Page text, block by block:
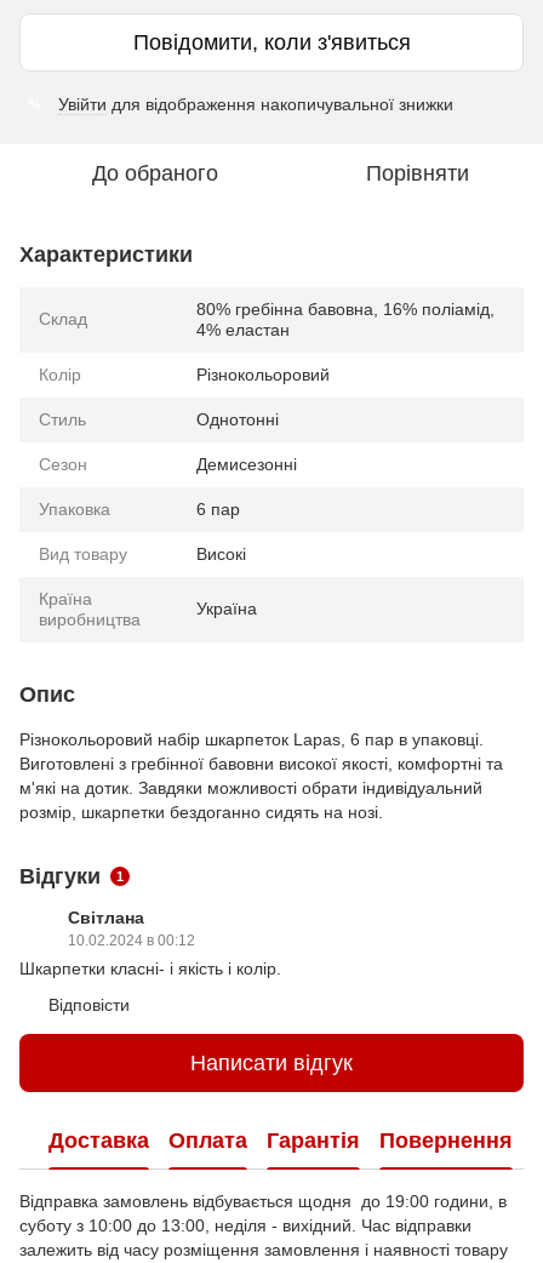
Повідомити, коли з'явиться
Увійти для відображення накопичувальної знижки
До обраного Порівняти
Характеристики
Склад
80% гребінна бавовна, 16% поліамід,
4% еластан
Колір Різнокольоровий
Стиль Однотонні
Сезон Демисезонні
Упаковка 6 пар
Вид товару Високі
Країна
виробництва
Україна
Опис
Різнокольоровий набір шкарпеток Lapas, 6 пар в упаковці.
Виготовлені з гребінної бавовни високої якості, комфортні та
м'які на дотик. Завдяки можливості обрати індивідуальний
розмір, шкарпетки бездоганно сидять на нозі.
Відгуки 1
Світлана
10.02.2024 в 00:12
Шкарпетки класні- і якість і колір.
Відповісти
Написати відгук
Доставка Оплата Гарантія Повернення
Відправка замовлень відбувається щодня до 19:00 години, в
суботу з 10:00 до 13:00, неділя - вихідний. Час відправки
залежить від часу розміщення замовлення і наявності товару